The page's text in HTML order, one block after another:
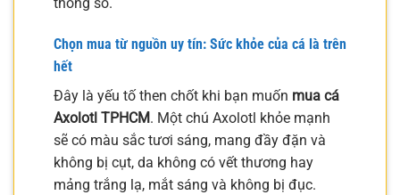
thông số.
Chọn mua từ nguồn uy tín: Sức khỏe của cá là trên
hết
Đây là yếu tố then chốt khi bạn muốn mua cá
Axolotl TPHCM. Một chú Axolotl khỏe mạnh
sẽ có màu sắc tươi sáng, mang đầy đặn và
không bị cụt, da không có vết thương hay
mảng trắng lạ, mắt sáng và không bị đục.